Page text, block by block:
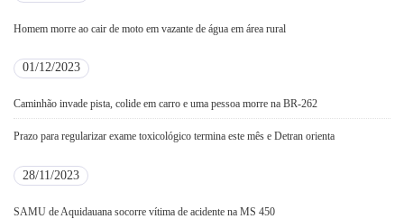
Homem morre ao cair de moto em vazante de água em área rural
01/12/2023
Caminhão invade pista, colide em carro e uma pessoa morre na BR-262
Prazo para regularizar exame toxicológico termina este mês e Detran orienta
28/11/2023
SAMU de Aquidauana socorre vítima de acidente na MS 450